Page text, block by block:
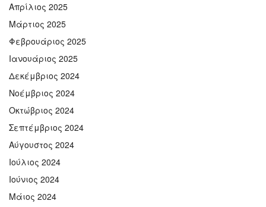
Απρίλιος 2025
Μάρτιος 2025
Φεβρουάριος 2025
Ιανουάριος 2025
Δεκέμβριος 2024
Νοέμβριος 2024
Οκτώβριος 2024
Σεπτέμβριος 2024
Αύγουστος 2024
Ιούλιος 2024
Ιούνιος 2024
Μάιος 2024